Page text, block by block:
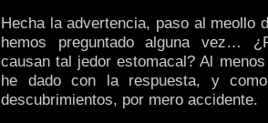
Hecha la advertencia, paso al meollo
hemos preguntado alguna vez…
causan tal jedor estomacal? Al
he dado con la respuesta, y
descubrimientos, por mero accidente.